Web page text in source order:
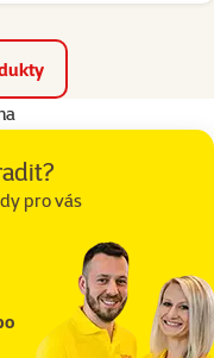
pro vás